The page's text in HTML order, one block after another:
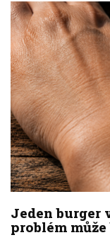
Jeden burger
problém